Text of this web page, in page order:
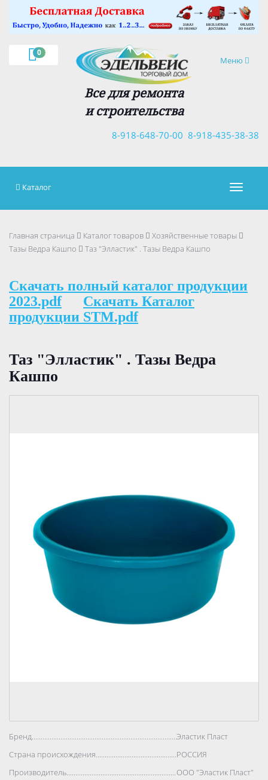
0
Навигация
Меню
Все для ремонта
и строительства
8-918-435-38-38
8-918-648-70-00
×
Каталог
Главная страница Каталог товаров
Хозяйственные товары
Тазы Ведра Кашпо
Таз "Элластик" . Тазы Ведра Кашпо
Скачать полный каталог продукции
2023.pdf
Скачать Каталог
продукции STM.pdf
Таз "Элластик" . Тазы Ведра
Кашпо
Бренд..................................................................................Эластик Пласт
Страна происхождения..................................................................................
РОССИЯ
Производитель..................................................................................ООО "Эластик Пласт"